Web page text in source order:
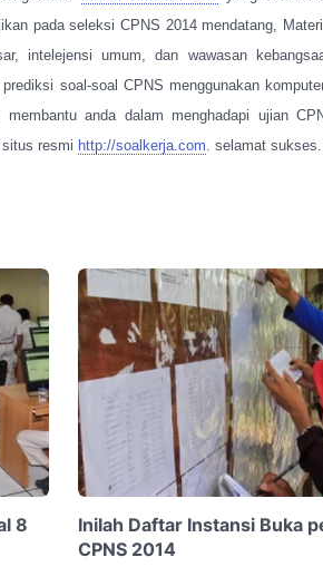
pada seleksi CPNS 2014 mendatang,
intelejensi umum, dan wawasan
soal-soal CPNS menggunakan
anda dalam menghadapi ujian
resmi http://soalkerja.com. selamat
8
Inilah Daftar Instansi Buka
CPNS 2014